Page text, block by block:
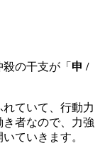
の干支が「 申 /
ていて、行動力
者なので、力強
ていきます。